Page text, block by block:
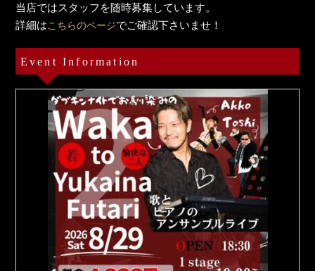
当店ではスタッフを随時募集しています。
詳細はこちらのページでご確認下さいませ！
Event Information